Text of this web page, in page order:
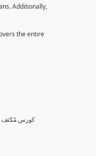
Additionally,
the entire